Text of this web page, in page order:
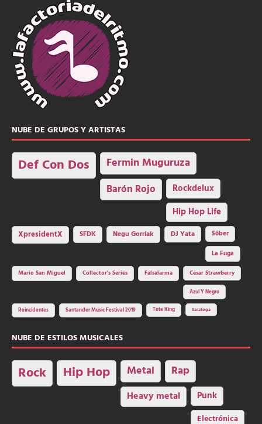
NUBE DE GRUPOS Y ARTISTAS
Def Con Dos Fermin Muguruza
Barón Rojo Rockdelux
Hip Hop Life
XpresidentX SFDK Negu Gorriak DJ Yata
Sôber
La Fuga
Mario San Miguel
Collector's Series Falsalarma César Strawberry
Azul Y Negro
Reincidentes Santander Music Festival 2019 Tote King Saratoga
NUBE DE ESTILOS MUSICALES
Rock Hip Hop Metal Rap
Heavy metal Punk
Electrónica